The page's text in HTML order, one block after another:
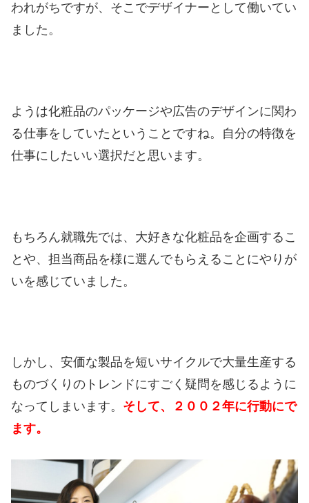
われがちですが、そこでデザイナーとして働いてい
ました。
ようは化粧品のパッケージや広告のデザインに関わ
る仕事をしていたということですね。 自分の特徴を
仕事にしたいい選択だと思います。
もちろん就職先では、大好きな化粧品を企画するこ
とや、担当商品を様に選んでもらえることにやりが
いを感じていました。
しかし、安価な製品を短いサイクルで大量生産する
ものづくりのトレンドにすごく疑問を感じるように
なってしまいます。 そして、２００２年に行動にで
ます。